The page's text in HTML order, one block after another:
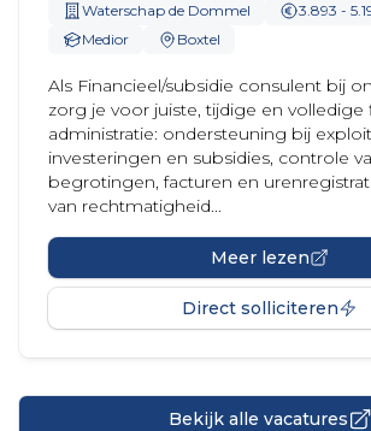
Waterschap de Dommel
3.893 -
Medior
Boxtel
Als Financieel/subsidie consulent bij
zorg je voor juiste, tijdige en volledige
administratie: ondersteuning bij
investeringen en subsidies, controle
begrotingen, facturen en
van rechtmatigheid...
Meer lezen
Direct solliciteren
Bekijk alle vacatures